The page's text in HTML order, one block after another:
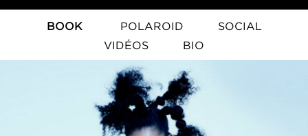
BOOK POLAROID
SOCIAL
VIDÉOS
BIO